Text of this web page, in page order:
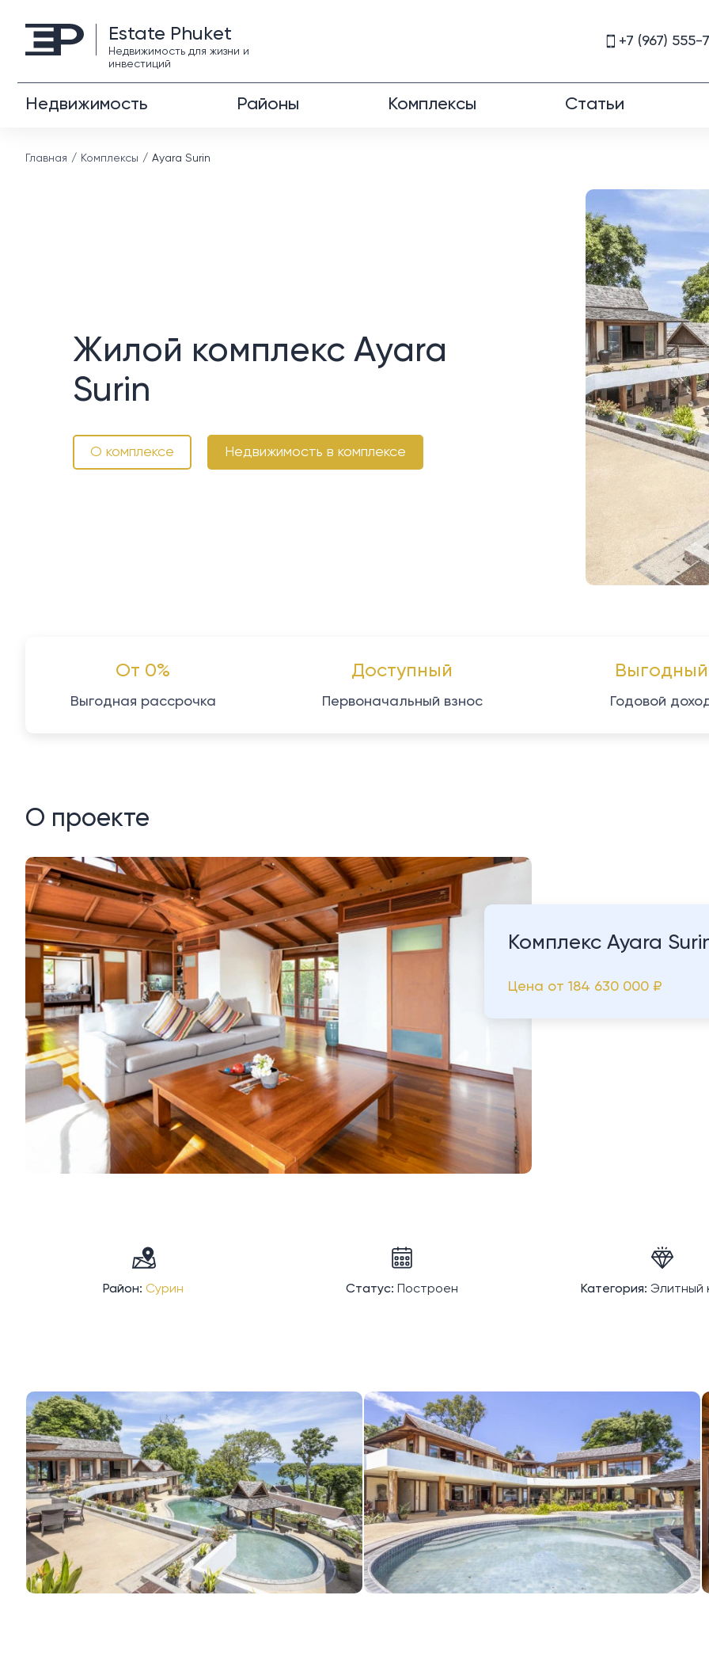
Estate Phuket
Недвижимость для жизни и
инвестиций
+7 (967) 555-
Недвижимость Районы Комплексы Статьи
Главная Комплексы Ayara Surin
Жилой комплекс Ayara
Surin
О комплексе Недвижимость в комплексе
От 0%
Выгодная рассрочка
Доступный
Первоначальный взнос
Выгодный
Годовой
О проекте
Комплекс Ayara
Цена от 184 630 000 ₽
Район: Сурин Статус: Построен Категория: Элитный